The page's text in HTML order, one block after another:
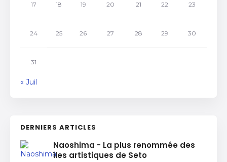
17 18 19 20 21 22 23
24 25 26 27 28 29 30
31
« Juil
DERNIERS ARTICLES
Naoshima - La plus renommée des
îles artistiques de Seto